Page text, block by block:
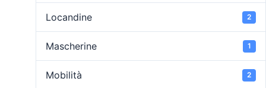
Locandine 2
Mascherine 1
Mobilità 2